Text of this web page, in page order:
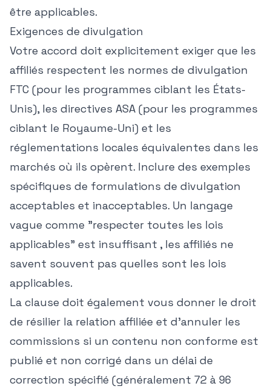
être applicables.
Exigences de divulgation
Votre accord doit explicitement exiger que les
affiliés respectent les normes de divulgation
FTC (pour les programmes ciblant les États-
Unis), les directives ASA (pour les programmes
ciblant le Royaume-Uni) et les
réglementations locales équivalentes dans les
marchés où ils opèrent. Inclure des exemples
spécifiques de formulations de divulgation
acceptables et inacceptables. Un langage
vague comme "respecter toutes les lois
applicables" est insuffisant , les affiliés ne
savent souvent pas quelles sont les lois
applicables.
La clause doit également vous donner le droit
de résilier la relation affiliée et d'annuler les
commissions si un contenu non conforme est
publié et non corrigé dans un délai de
correction spécifié (généralement 72 à 96